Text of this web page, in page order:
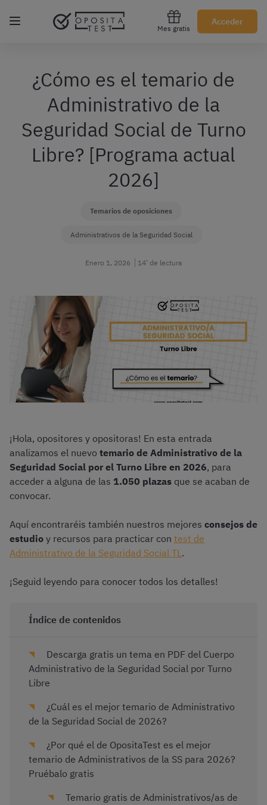
Mes gratis
Acceder
Regístrate gratis
¿Cómo es el temario de
Administrativo de la
Seguridad Social de Turno
Libre? [Programa actual
2026]
Temarios de oposiciones
Administrativos de la Seguridad Social
Enero 1, 2026 14’ de lectura
¡Hola, opositores y opositoras! En esta entrada
analizamos el nuevo temario de Administrativo de la
Seguridad Social por el Turno Libre en 2026, para
acceder a alguna de las 1.050 plazas que se acaban de
convocar.
Aquí encontraréis también nuestros mejores consejos de
estudio y recursos para practicar con test de
Administrativo de la Seguridad Social TL.
¡Seguid leyendo para conocer todos los detalles!
Índice de contenidos
Descarga gratis un tema en PDF del Cuerpo
Administrativo de la Seguridad Social por Turno
Libre
¿Cuál es el mejor temario de Administrativo
de la Seguridad Social de 2026?
¿Por qué el de OpositaTest es el mejor
temario de Administrativos de la SS para 2026?
Pruébalo gratis
Temario gratis de Administrativos/as de